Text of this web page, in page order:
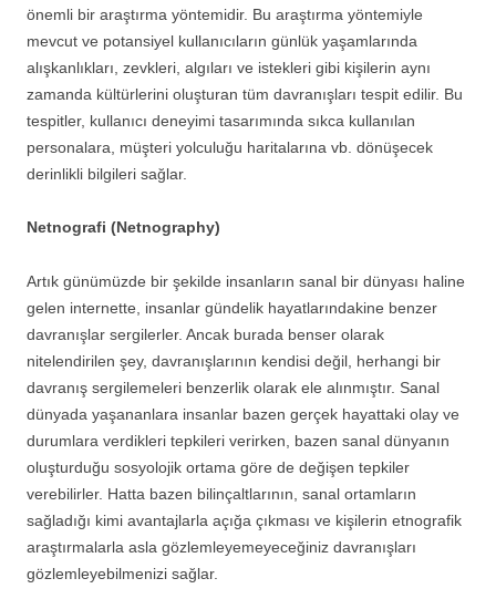
önemli bir araştırma yöntemidir. Bu araştırma yöntemiyle
mevcut ve potansiyel kullanıcıların günlük yaşamlarında
alışkanlıkları, zevkleri, algıları ve istekleri gibi kişilerin aynı
zamanda kültürlerini oluşturan tüm davranışları tespit edilir. Bu
tespitler, kullanıcı deneyimi tasarımında sıkca kullanılan
personalara, müşteri yolculuğu haritalarına vb. dönüşecek
derinlikli bilgileri sağlar.
Netnografi (Netnography)
Artık günümüzde bir şekilde insanların sanal bir dünyası haline
gelen internette, insanlar gündelik hayatlarındakine benzer
davranışlar sergilerler. Ancak burada benser olarak
nitelendirilen şey, davranışlarının kendisi değil, herhangi bir
davranış sergilemeleri benzerlik olarak ele alınmıştır. Sanal
dünyada yaşananlara insanlar bazen gerçek hayattaki olay ve
durumlara verdikleri tepkileri verirken, bazen sanal dünyanın
oluşturduğu sosyolojik ortama göre de değişen tepkiler
verebilirler. Hatta bazen bilinçaltlarının, sanal ortamların
sağladığı kimi avantajlarla açığa çıkması ve kişilerin etnografik
araştırmalarla asla gözlemleyemeyeceğiniz davranışları
gözlemleyebilmenizi sağlar.